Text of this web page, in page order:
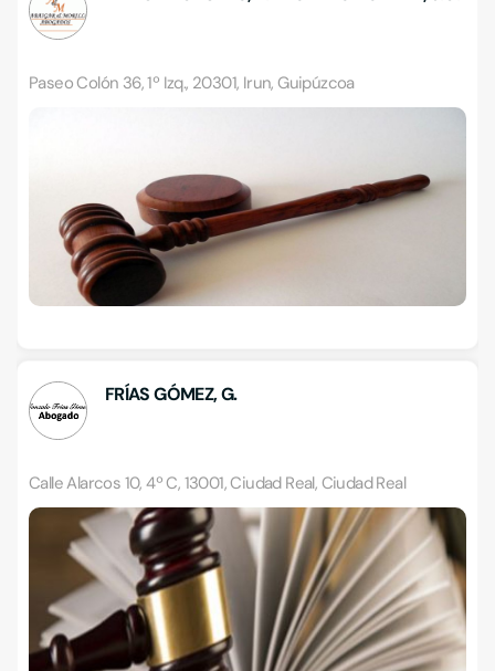
Paseo Colón 36, 1º Izq., 20301, Irun, Guipúzcoa
FRÍAS GÓMEZ, G.
Calle Alarcos 10, 4º C, 13001, Ciudad Real, Ciudad Real